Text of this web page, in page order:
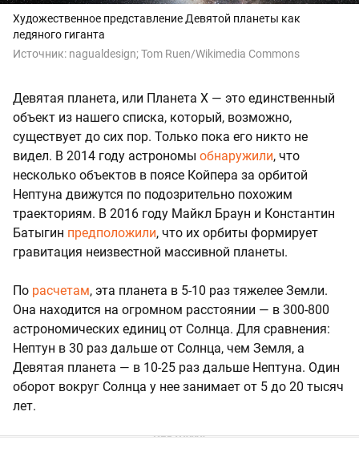
Художественное представление Девятой планеты как
ледяного гиганта
Источник: nagualdesign; Tom Ruen/Wikimedia Commons
Девятая планета, или Планета X — это единственный
объект из нашего списка, который, возможно,
существует до сих пор. Только пока его никто не
видел. В 2014 году астрономы обнаружили, что
несколько объектов в поясе Койпера за орбитой
Нептуна движутся по подозрительно похожим
траекториям. В 2016 году Майкл Браун и Константин
Батыгин предположили, что их орбиты формирует
гравитация неизвестной массивной планеты.
По расчетам, эта планета в 5-10 раз тяжелее Земли.
Она находится на огромном расстоянии — в 300-800
астрономических единиц от Солнца. Для сравнения:
Нептун в 30 раз дальше от Солнца, чем Земля, а
Девятая планета — в 10-25 раз дальше Нептуна. Один
оборот вокруг Солнца у нее занимает от 5 до 20 тысяч
лет.